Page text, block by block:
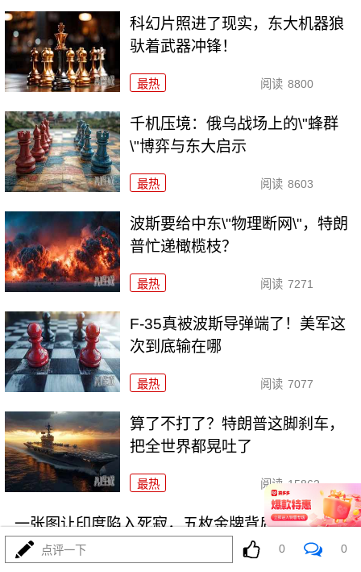
科幻片照进了现实，东大机器狼
驮着武器冲锋！
最热 阅读 8800
千机压境：俄乌战场上的\"蜂群
\"博弈与东大启示
最热 阅读 8603
波斯要给中东\"物理断网\"，特朗
普忙递橄榄枝？
最热 阅读 7271
F-35真被波斯导弹端了！美军这
次到底输在哪
最热 阅读 7077
算了不打了？特朗普这脚刹车，
把全世界都晃吐了
最热 阅读 15862
一张图让印度陷入死寂，五枚金牌背后的终极真相
点评一下 0 0